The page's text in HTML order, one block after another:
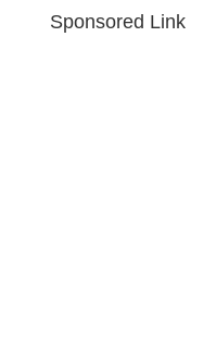
Sponsored Link